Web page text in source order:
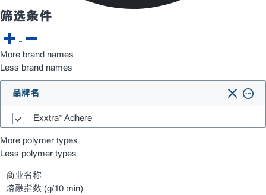
筛选条件
More brand names
Less brand names
品牌名
Exxtra™ Adhere
More polymer types
Less polymer types
商业名称
熔融指数 (g/10 min)